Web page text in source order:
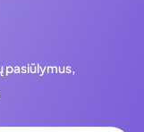
pasiūlymus,